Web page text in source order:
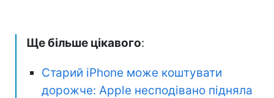
Ще більше цікавого:
Старий iPhone може коштувати
дорожче: Apple несподівано підняла